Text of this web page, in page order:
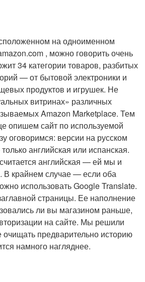
на одноименном
, можно говорить очень
34 категории товаров, разбитых
— от бытовой электроники и
продуктов и игрушек. Не
витринах» различных
Amazon Marketplace. Тем
опишем сайт по используемой
оговоримся: версии на русском
английская или испанская.
английская — ей мы и
В крайнем случае — если оба
использовать Google Translate.
страницы. Ее наполнение
ли вы магазином раньше,
на сайте. Мы решили
очищать предварительно историю
намного нагляднее.